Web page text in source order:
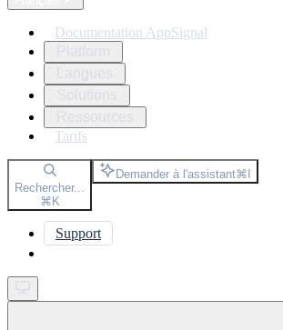
Documentation AppSignal
Tarifs
Rechercher...
⌘K
Demander à l'assistant⌘I
Support